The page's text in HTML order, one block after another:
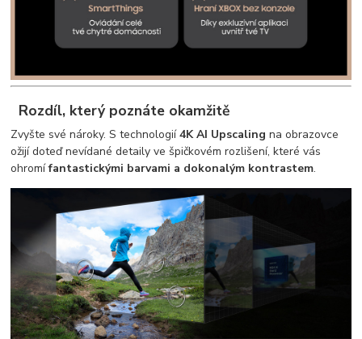
Rozdíl, který poznáte okamžitě
Zvyšte své nároky. S technologií4K AI Upscaling na obrazovce
ožijí doteď nevídané detaily ve špičkovém rozlišení, které vás
ohromífantastickými barvami a dokonalým kontrastem.